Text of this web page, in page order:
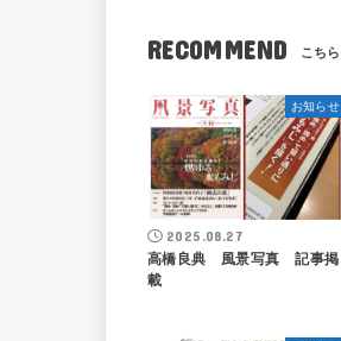
RECOMMEND
お知らせ
2025.08.27
高橋良典 風景写真 記事掲
載